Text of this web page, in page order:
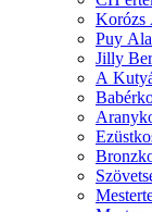
Korózs
Puy
Jilly
A